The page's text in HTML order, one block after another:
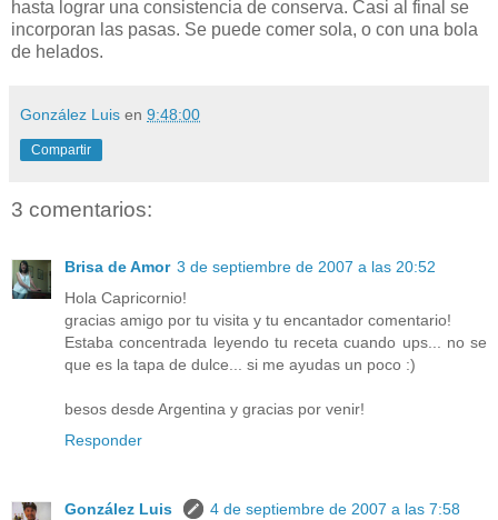
hasta lograr una consistencia de conserva. Casi al final se
incorporan las pasas. Se puede comer sola, o con una bola
de helados.
González Luis en 9:48:00
Compartir
3 comentarios:
Brisa de Amor 3 de septiembre de 2007 a las 20:52
Hola Capricornio!
gracias amigo por tu visita y tu encantador comentario!
Estaba concentrada leyendo tu receta cuando ups... no se
que es la tapa de dulce... si me ayudas un poco :)
besos desde Argentina y gracias por venir!
Responder
González Luis
4 de septiembre de 2007 a las 7:58